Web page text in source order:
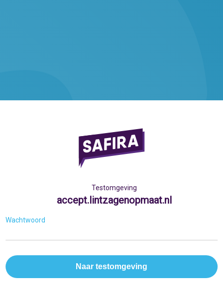
Testomgeving
accept.lintzagenopmaat.nl
Wachtwoord